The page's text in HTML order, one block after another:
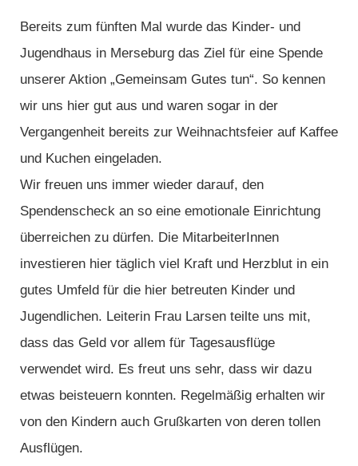
Bereits zum fünften Mal wurde das Kinder- und
Jugendhaus in Merseburg das Ziel für eine Spende
unserer Aktion „Gemeinsam Gutes tun“. So kennen
wir uns hier gut aus und waren sogar in der
Vergangenheit bereits zur Weihnachtsfeier auf Kaffee
und Kuchen eingeladen.
Wir freuen uns immer wieder darauf, den
Spendenscheck an so eine emotionale Einrichtung
überreichen zu dürfen. Die MitarbeiterInnen
investieren hier täglich viel Kraft und Herzblut in ein
gutes Umfeld für die hier betreuten Kinder und
Jugendlichen. Leiterin Frau Larsen teilte uns mit,
dass das Geld vor allem für Tagesausflüge
verwendet wird. Es freut uns sehr, dass wir dazu
etwas beisteuern konnten. Regelmäßig erhalten wir
von den Kindern auch Grußkarten von deren tollen
Ausflügen.